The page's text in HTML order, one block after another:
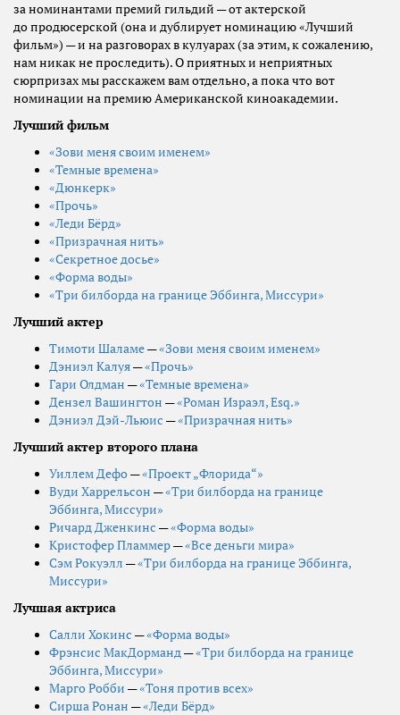
за номинантами премий гильдий — от актерской
до продюсерской (она и дублирует номинацию «Лучший
фильм») — и на разговорах в кулуарах (за этим, к сожалению,
нам никак не проследить). О приятных и неприятных
сюрпризах мы расскажем вам отдельно, а пока что вот
номинации на премию Американской киноакадемии.
Лучший фильм
«Зови меня своим именем»
«Темные времена»
«Дюнкерк»
«Прочь»
«Леди Бёрд»
«Призрачная нить»
«Секретное досье»
«Форма воды»
«Три билборда на границе Эббинга, Миссури»
Лучший актер
Тимоти Шаламе—«Зови меня своим именем»
Дэниэл Калуя—«Прочь»
Гари Олдман —«Темные времена»
Дензел Вашингтон —«Роман Израэл, Esq.»
Дэниэл Дэй-Льюис —«Призрачная нить»
Лучший актер второго плана
Уиллем Дефо—«Проект „Флорида“»
Вуди Харрельсон —«Три билборда на границе
Эббинга, Миссури»
Ричард Дженкинс —«Форма воды»
Кристофер Пламмер—«Все деньги мира»
Сэм Рокуэлл —«Три билборда на границе Эббинга,
Миссури»
Лучшая актриса
Салли Хокинс —«Форма воды»
Фрэнсис МакДорманд—«Три билборда на границе
Эббинга, Миссури»
Марго Робби —«Тоня против всех»
Сирша Ронан —«Леди Бёрд»